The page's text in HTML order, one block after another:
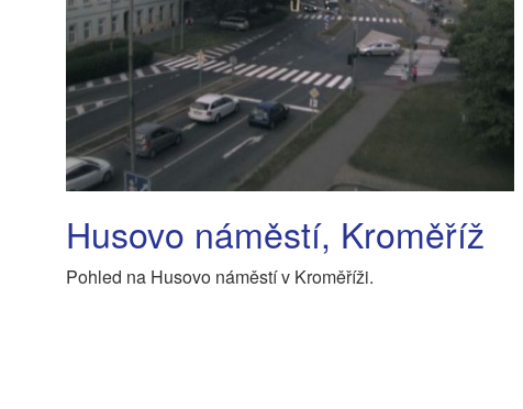
Husovo náměstí, Kroměříž
Pohled na Husovo náměstí v Kroměříži.